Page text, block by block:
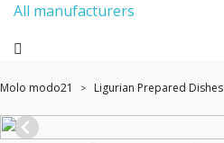
All manufacturers
Molo modo21 Ligurian Prepared Dishes